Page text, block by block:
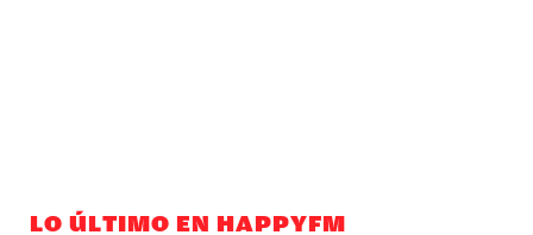
LO ÚLTIMO EN HAPPYFM